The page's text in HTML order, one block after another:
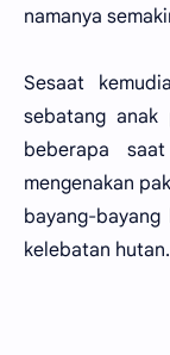
namanya
Sesaat
sebatang anak
beberapa
mengenakan
bayang-
kelebatan hutan.